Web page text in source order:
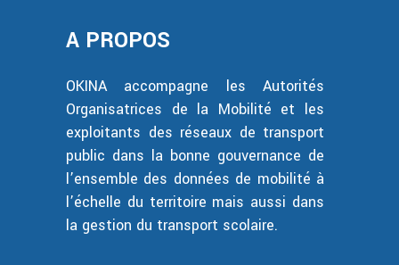
A PROPOS
OKINA accompagne les Autorités
Organisatrices de la Mobilité et les
exploitants des réseaux de transport
public dans la bonne gouvernance de
l’ensemble des données de mobilité à
l’échelle du territoire mais aussi dans
la gestion du transport scolaire.